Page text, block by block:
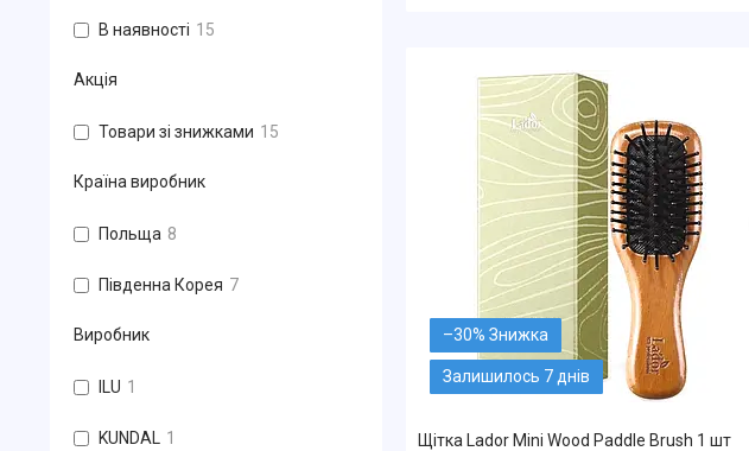
–30%
Залишилось 7 днів
Щітка Lador Mini Wood Paddle Brush 1 шт
В наявності 15
Акція
Товари зі знижками 15
Країна виробник
Польща 8
Південна Корея 7
Виробник
ILU 1
KUNDAL 1